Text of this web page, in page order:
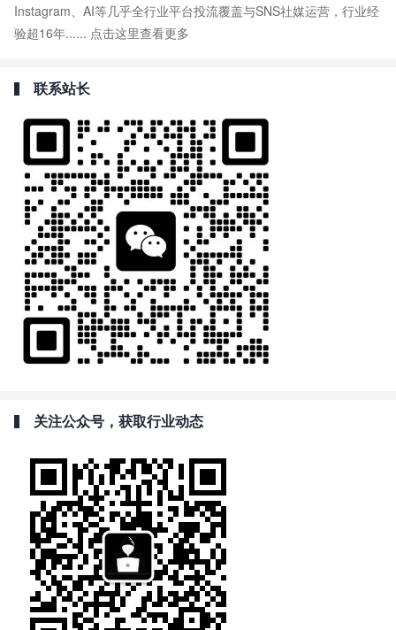
Instagram、AI等几乎全行业平台投流覆盖与SNS社媒运营，行业经
验超16年...... 点击这里查看更多
联系站长
关注公众号，获取行业动态